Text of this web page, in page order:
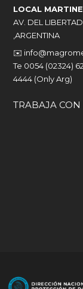
LOCAL
AV. DEL
,ARGENTINA
✉️
Te 0054 (02324)
4444 (Only Arg)
TRABAJA CON